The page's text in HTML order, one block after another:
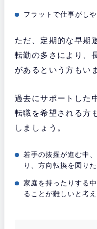
フラットで仕事がし
ただ、定期的な早期
転勤の多さにより、
があるという方もい
過去にサポートした
転職を希望される方
しましょう。
若手の抜擢が進む中
り、方向転換を図り
家庭を持ったりする
ることが難しいと考